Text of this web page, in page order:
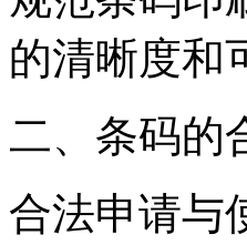
的清晰度和
二、条码的
合法申请与